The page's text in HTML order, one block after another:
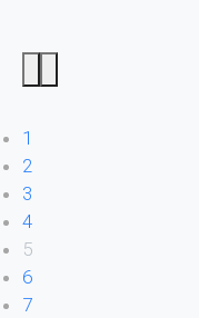
1
2
3
4
5
6
7